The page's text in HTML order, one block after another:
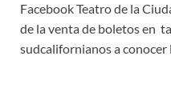
Facebook Teatro de la
de la venta de boletos en
sudcalifornianos a